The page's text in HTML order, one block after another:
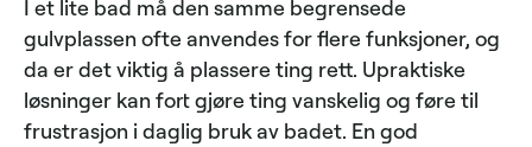
I et lite bad må den samme begrensede
gulvplassen ofte anvendes for flere funksjoner, og
da er det viktig å plassere ting rett. Upraktiske
løsninger kan fort gjøre ting vanskelig og føre til
frustrasjon i daglig bruk av badet. En god